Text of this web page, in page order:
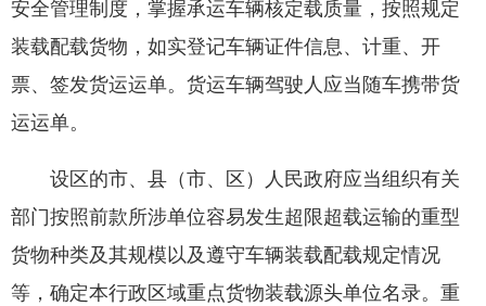
安全管理制度，掌握承运车辆核定载质量，按照规定
装载配载货物，如实登记车辆证件信息、计重、开
票、签发货运运单。货运车辆驾驶人应当随车携带货
运运单。
设区的市、县（市、区）人民政府应当组织有关
部门按照前款所涉单位容易发生超限超载运输的重型
货物种类及其规模以及遵守车辆装载配载规定情况
等，确定本行政区域重点货物装载源头单位名录。重